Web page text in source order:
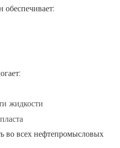
жидкости
во всех нефтепромысловых